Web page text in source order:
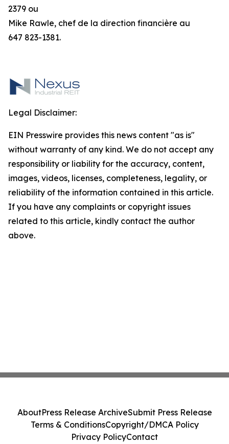
2379 ou
Mike Rawle, chef de la direction financière au
647 823-1381.
Legal Disclaimer:
EIN Presswire provides this news content "as is"
without warranty of any kind. We do not accept any
responsibility or liability for the accuracy, content,
images, videos, licenses, completeness, legality, or
reliability of the information contained in this article.
If you have any complaints or copyright issues
related to this article, kindly contact the author
above.
AboutPress Release ArchiveSubmit Press Release
Terms & ConditionsCopyright/DMCA Policy
Privacy PolicyContact